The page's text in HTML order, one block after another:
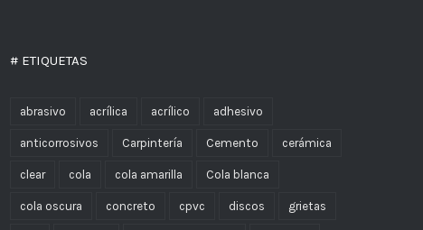
# ETIQUETAS
abrasivo acrílica acrílico adhesivo
anticorrosivos Carpintería Cemento cerámica
clear cola cola amarilla Cola blanca
cola oscura concreto cpvc discos grietas